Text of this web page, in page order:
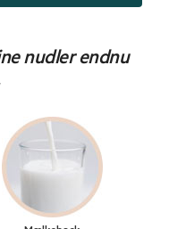
nudler endnu